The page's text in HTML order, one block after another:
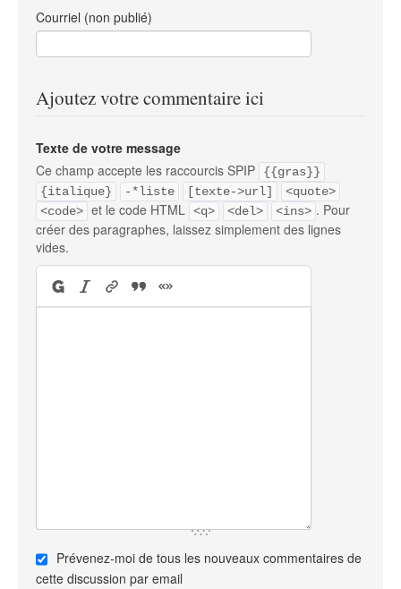
Courriel (non publié)
Ajoutez votre commentaire ici
Texte de votre message
Ce champ accepte les raccourcis SPIP
{{gras}}
{italique}
-*liste [texte->url]
<quote>
<code> et le code HTML <q> <del> <ins> . Pour
créer des paragraphes, laissez simplement des lignes
vides.
Prévenez-moi de tous les nouveaux commentaires de
cette discussion par email